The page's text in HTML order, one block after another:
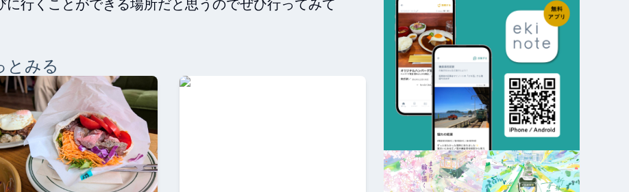
行くことができる場所だと思うのでぜひ行ってみて
とみる